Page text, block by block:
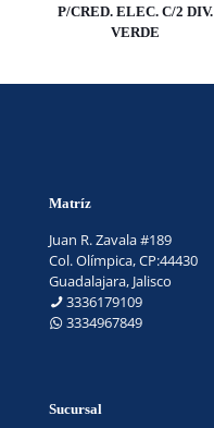
P/CRED. ELEC. C/2 DIV.
VERDE
Matríz
Juan R. Zavala #189
Col. Olímpica, CP:44430
Guadalajara, Jalisco
3336179109
3334967849
Sucursal